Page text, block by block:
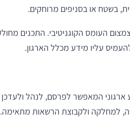
בשטח או בסניפים מרוחקים.
העומס הקוגניטיבי. התכנים
עליו מידע מכלל הארגון.
המאפשר לפרסם, לנהל ולעדכן
למחלקה ולקבוצת הרשאות מתאימה.